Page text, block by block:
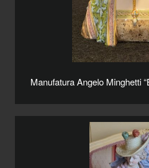
Manufatura Angelo Minghetti